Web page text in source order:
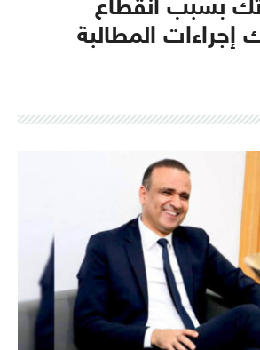
بسبب انقطاع
إجراءات المطالبة